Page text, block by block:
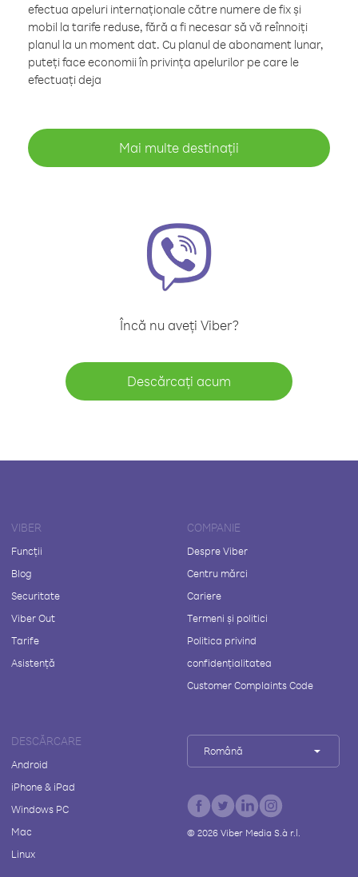
efectua apeluri internaționale către numere de fix și
mobil la tarife reduse, fără a fi necesar să vă reînnoiți
planul la un moment dat. Cu planul de abonament lunar,
puteți face economii în privința apelurilor pe care le
efectuați deja
Mai multe destinații
Încă nu aveți Viber?
Descărcați acum
VIBER
Funcții
Blog
Securitate
Viber Out
Tarife
Asistență
COMPANIE
Despre Viber
Centru mărci
Cariere
Termeni și politici
Politica privind
confidențialitatea
Customer Complaints Code
DESCĂRCARE
Android
iPhone & iPad
Windows PC
Mac
Linux
Română
© 2026Viber Media S.à r.l.